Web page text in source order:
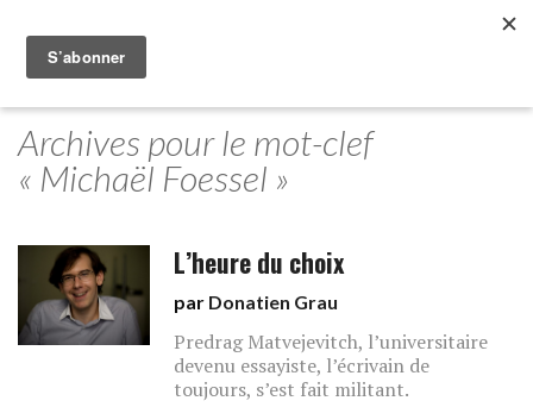
Archives pour le mot-clef
« Michaël Foessel »
L’heure du choix
par Donatien Grau
Predrag Matvejevitch, l’universitaire
devenu essayiste, l’écrivain de
toujours, s’est fait militant.